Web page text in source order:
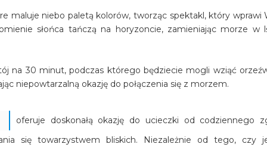
maluje niebo paletą kolorów, tworząc spektakl, który wprawi
słońca tańczą na horyzoncie, zamieniając morze w
na 30 minut, podczas którego będziecie mogli wziąć
niepowtarzalną okazję do połączenia się z morzem.
oferuje doskonałą okazję do ucieczki od codziennego
się towarzystwem bliskich. Niezależnie od tego, czy